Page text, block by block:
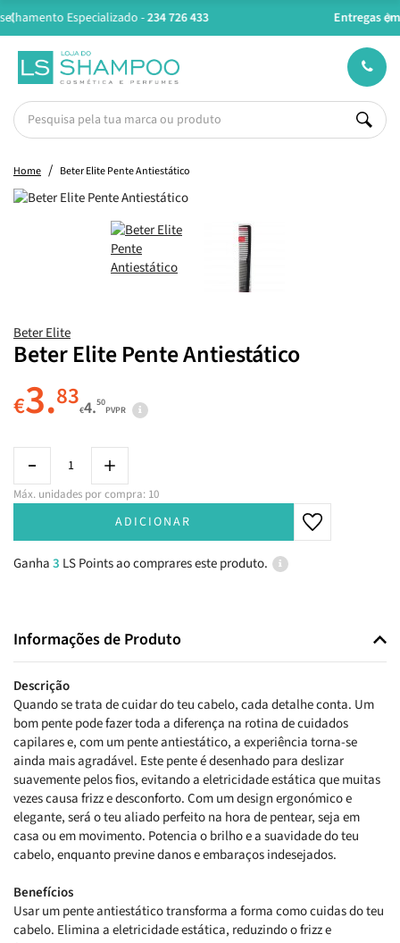
Entregas em 24H úteis. Oferta de portes a partir de €45*
Home Beter Elite Pente Antiestático
Beter Elite
Beter Elite Pente Antiestático
€3.83€4.50
PVPR
Máx. unidades por compra: 10
ADICIONAR
Ganha3 LS Points ao comprares este produto.
Informações de Produto
Descrição
Quando se trata de cuidar do teu cabelo, cada detalhe conta. Um
bom pente pode fazer toda a diferença na rotina de cuidados
capilares e, com um pente antiestático, a experiência torna-se
ainda mais agradável. Este pente é desenhado para deslizar
suavemente pelos fios, evitando a eletricidade estática que muitas
vezes causa frizz e desconforto. Com um design ergonómico e
elegante, será o teu aliado perfeito na hora de pentear, seja em
casa ou em movimento. Potencia o brilho e a suavidade do teu
cabelo, enquanto previne danos e embaraços indesejados.
Benefícios
Usar um pente antiestático transforma a forma como cuidas do teu
cabelo. Elimina a eletricidade estática, reduzindo o frizz e